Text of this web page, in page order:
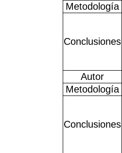
Metodología
Conclusiones
Autor
Metodología
Conclusiones